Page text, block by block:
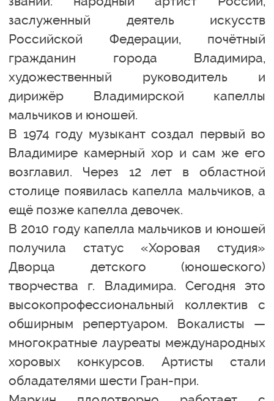
заслуженный деятель искусств
Российской Федерации, почётный
гражданин города Владимира,
художественный руководитель и
дирижёр Владимирской капеллы
мальчиков и юношей.
В 1974 году музыкант создал первый во
Владимире камерный хор и сам же его
возглавил. Через 12 лет в областной
столице появилась капелла мальчиков, а
ещё позже капелла девочек.
В 2010 году капелла мальчиков и юношей
получила статус «Хоровая студия»
Дворца детского (юношеского)
творчества г. Владимира. Сегодня это
высокопрофессиональный коллектив с
обширным репертуаром. Вокалисты —
многократные лауреаты международных
хоровых конкурсов. Артисты стали
обладателями шести Гран-при.